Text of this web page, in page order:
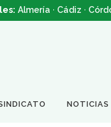
Almería · Cádiz ·
NOTICIAS